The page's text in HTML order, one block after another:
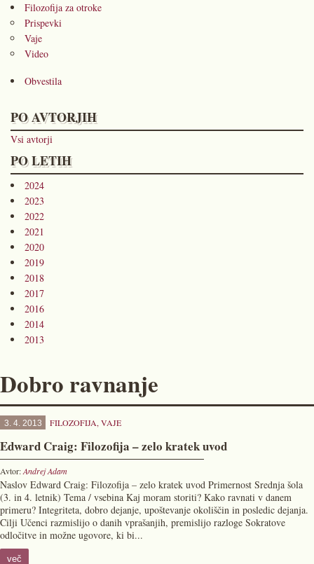
Filozofija za otroke
Prispevki
Vaje
Video
Obvestila
PO AVTORJIH
Vsi avtorji
PO LETIH
2024
2023
2022
2021
2020
2019
2018
2017
2016
2014
2013
Dobro ravnanje
3. 4. 2013 FILOZOFIJA, VAJE
Edward Craig: Filozofija – zelo kratek uvod
Avtor:Andrej Adam
Naslov Edward Craig: Filozofija – zelo kratek uvod Primernost Srednja šola
(3. in 4. letnik) Tema / vsebina Kaj moram storiti? Kako ravnati v danem
primeru? Integriteta, dobro dejanje, upoštevanje okoliščin in posledic dejanja.
Cilji Učenci razmislijo o danih vprašanjih, premislijo razloge Sokratove
odločitve in možne ugovore, ki bi...
več